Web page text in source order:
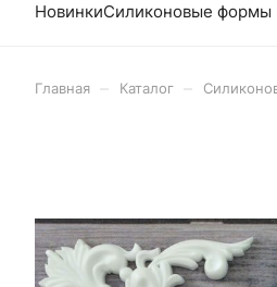
НовинкиСиликоновые формы
Главная Каталог